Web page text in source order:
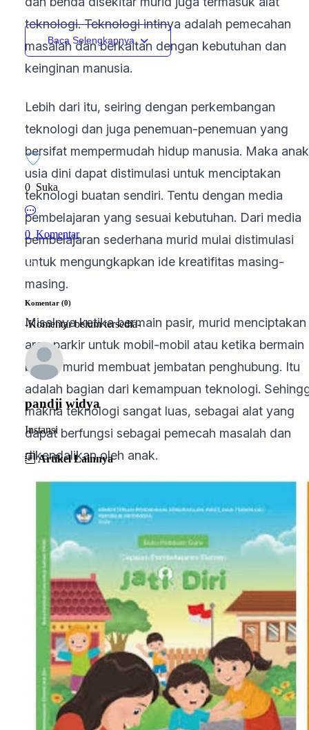
teknologi. Teknologi intinya adalah pemecahan
masalah dan berkaitan dengan kebutuhan dan
keinginan manusia.
Lebih dari itu, seiring dengan perkembangan
teknologi dan juga penemuan-penemuan yang
bersifat mempermudah hidup manusia. Maka anak
usia dini dapat distimulasi untuk menciptakan
teknologi buatan sendiri. Tentu dengan media
pembelajaran yang sesuai kebutuhan. Dari media
pembelajaran sederhana murid mulai distimulasi
untuk mengungkapkan ide kreatifitas masing-
masing.
Misalnya ketika bermain pasir, murid menciptakan
area parkir untuk mobil-mobil atau ketika bermain
balok, murid membuat jembatan penghubung. Itu
adalah bagian dari kemampuan teknologi.
makna teknologi sangat luas, sebagai alat yang
dapat berfungsi sebagai pemecah masalah dan
dikendalikan oleh anak.
Buku STEAM di PAUD karya bu Yulianti
Baca Selengkapnya
0 Suka
0 Komentar
Komentar (0)
-Komentar belum tersedia-
pandji widya
Instansi
Artikel Lainnya